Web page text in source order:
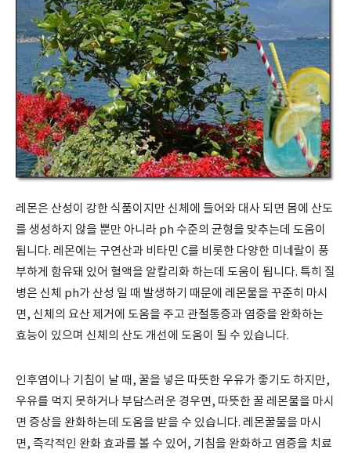
레몬은 산성이 강한 식품이지만 신체에 들어와 대사 되면 몸에 산도
를 생성하지 않을 뿐만 아니라 ph수준의 균형을 맞추는데 도움이
됩니다. 레몬에는 구연산과 비타민 C를 비롯한 다양한 미네랄이 풍
부하게 함유돼 있어 혈액을 알칼리화 하는데 도움이 됩니다. 특히 질
병은 신체 ph가 산성 일 때 발생하기 때문에 레몬물을 꾸준히 마시
면, 신체의 요산 제거에 도움을 주고 관절통증과 염증을 완화하는
효능이 있으며 신체의 산도 개선에 도움이 될 수 있습니다.
인후염이나 기침이 날 때 , 꿀을 넣은 따뜻한 우유가 좋기도 하지만,
우유를 먹지 못하거나 부담스러운 경우면, 따뜻한 꿀 레몬물을 마시
면 증상을 완화하는데 도움을 받을 수 있습니다. 레몬꿀물을 마시
면, 즉각적인 완화 효과를 볼 수 있어 , 기침을 완화하고 염증을 치료